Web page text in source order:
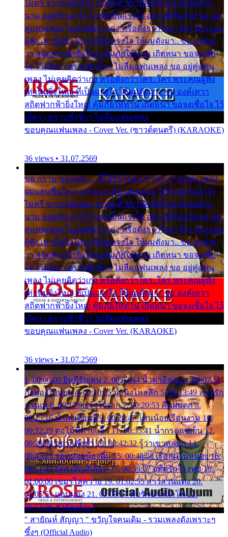
ไมตรี จากแฟนเพลง ทุกทุกที่ ปราณีหลั่งไหล ผมขอฝาก
นาม ยอดรักเอาไว้ โปรดเป็นแรงใจ อย่างนี้เรื่อยไป ขอ อยู่
คู่แฟนเพลง ไม่เคยคิดว่าเก่ง หรือดังกว่าใคร..ใคร พระคุณ
ผู้ฟัง เท่านั้นยิ่งใหญ่ ที่เป็นแรงใจ ให้ผมดังมา.. ขอ องค์เท
วา สถิตฟากฟ้ายิ่งใหญ่ คุ้มภัยให้ท่าน เถิดหนา ขอจงเชื่อ
ใจ ไว้เถิดว่า ตราบชั่วชีวา ไม่ลืมแฟนเพลง ขอ อยู่คู่แฟน
เพลง ไม่เคยคิดว่าเก่ง หรือดังกว่าใคร..ใคร พระคุณผู้ฟัง
เท่านั้นยิ่งใหญ่ ที่เป็นแรงใจ ให้ผมดังมา.. ขอ องค์เทวา
สถิตฟากฟ้ายิ่งใหญ่ คุ้มภัยให้ท่าน เถิดหนา ขอจงเชื่อใจ ไว้
เถิดว่า ตราบชั่วชีวา ไม่ลืมแฟนเพลง
ขอบคุณแฟนเพลง - Cover Ver. (ซาวด์ดนตรี) (KARAOKE)
36 views • 31.07.2569
ขอ กราบ ขอบคุณ.... ที่ได้รับไออุ่น การุณ จากแฟน เพลง
ผมแสนชื่นใจ หายวังเวง เมื่อแฟนเพลง ให้กำลังใจ น้ำใจ
ไมตรี จากแฟนเพลง ทุกทุกที่ ปราณีหลั่งไหล ผมขอฝาก
นาม ยอดรักเอาไว้ โปรดเป็นแรงใจ อย่างนี้เรื่อยไป ขอ อยู่
คู่แฟนเพลง ไม่เคยคิดว่าเก่ง หรือดังกว่าใคร..ใคร พระคุณ
ผู้ฟัง เท่านั้นยิ่งใหญ่ ที่เป็นแรงใจ ให้ผมดังมา.. ขอ องค์เท
วา สถิตฟากฟ้ายิ่งใหญ่ คุ้มภัยให้ท่าน เถิดหนา ขอจงเชื่อ
ใจ ไว้เถิดว่า ตราบชั่วชีวา ไม่ลืมแฟนเพลง ขอ อยู่คู่แฟน
เพลง ไม่เคยคิดว่าเก่ง หรือดังกว่าใคร..ใคร พระคุณผู้ฟัง
เท่านั้นยิ่งใหญ่ ที่เป็นแรงใจ ให้ผมดังมา.. ขอ องค์เทวา
สถิตฟากฟ้ายิ่งใหญ่ คุ้มภัยให้ท่าน เถิดหนา ขอจงเชื่อใจ ไว้
เถิดว่า ตราบชั่วชีวา ไม่ลืมแฟนเพลง
ขอบคุณแฟนเพลง - Cover Ver. (KARAOKE)
36 views • 31.07.2569
1. 00:00:00 ยินดีรับเดน 2. 00:03:44 น้ำตาอีสาน 3. 00:07:51
กิ่งทองใบหยก 4. 00:10:35 น้ำนิ่งไหลลึก 5. 00:13:49 ลานรัก
ลานเท 6. 00:17:06 จำใจจาก 7. 00:20:53 คืนฝนตก 8.
00:25:16 น้ำลงเดือนยี่ 9. 00:28:47 โสนน้อยเรือนงาม 10.
00:32:29 ตอไม้ที่ตายแล้ว 11. 00:35:41 น้ำกรดแช่เย็น 12.
00:39:08 อยากฟังซ้ำ 13. 00:42:32 รู้ว่าเขาหลอก 14.
00:45:25 รอหน่อยน้องติ๋ม 15. 00:48:56 เรือล่มในหนอง 16.
00:51:43 บัตรเชิญสีเลือด 17. 00:56:07 อดีตรักโรงทอ 18.
01:00:00 เขมรไล่ควาย 19. 01:02:55 สาวสวนแตง 20.
01:05:51 แอบมอง 21. 01:09:27 พบรักปากน้ำโพ 22.
01:13:06 สายัณห์เมา
" สายัณห์ สัญญา " ขวัญใจคนเดิม - รวมเพลงดังเพราะๆ
ซึ้งๆ (Official Audio)